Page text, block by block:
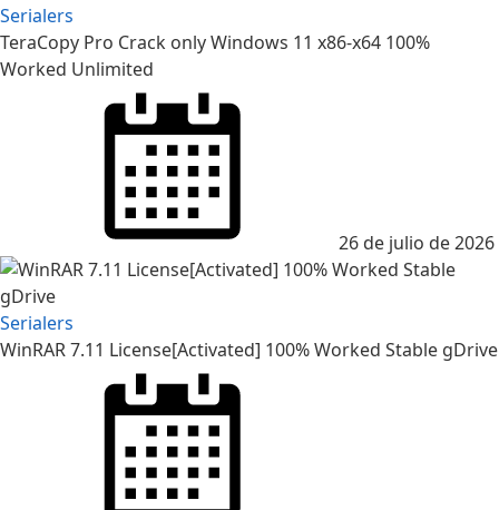
Serialers
TeraCopy Pro Crack only Windows 11 x86-x64 100%
Worked Unlimited
26 de julio de 2026
Serialers
WinRAR 7.11 License[Activated] 100% Worked Stable gDrive